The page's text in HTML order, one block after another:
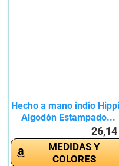
Hecho a mano indio
Algodón Estampado...
MEDIDAS Y
COLORES